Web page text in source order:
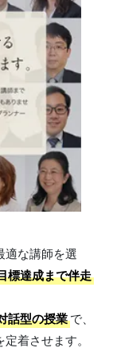
適な講師を選
標達成まで伴走
話型の授業で、
着させます。